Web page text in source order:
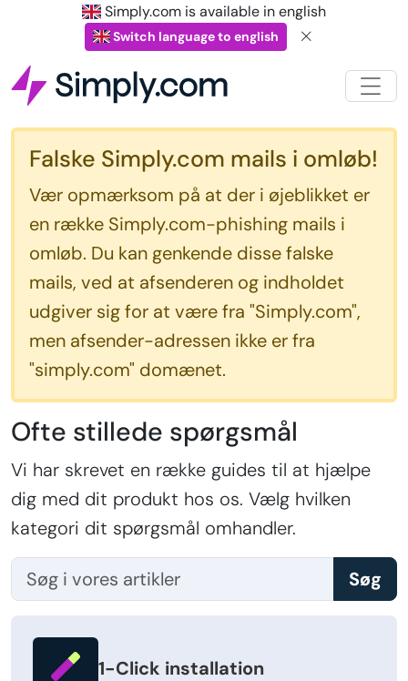
Simply.com is available in english
Switch language to english
Falske Simply.com mails i omløb!
Vær opmærksom på at der i øjeblikket er
en række Simply.com-phishing mails i
omløb. Du kan genkende disse falske
mails, ved at afsenderen og indholdet
udgiver sig for at være fra "Simply.com",
men afsender-adressen ikke er fra
"simply.com" domænet.
Ofte stillede spørgsmål
Vi har skrevet en række guides til at hjælpe
dig med dit produkt hos os. Vælg hvilken
kategori dit spørgsmål omhandler.
Søg
1-Click installation